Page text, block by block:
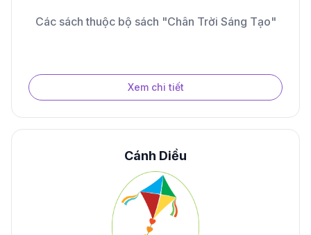
Các sách thuộc bộ sách "Chân Trời Sáng Tạo"
Xem chi tiết
Cánh Diều